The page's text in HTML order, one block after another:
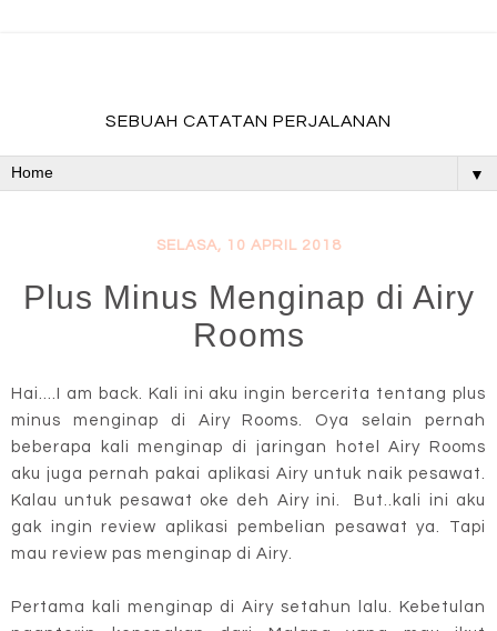
SEBUAH CATATAN PERJALANAN
▼
SELASA, 10 APRIL 2018
Plus Minus Menginap di Airy
Rooms
Hai....I am back. Kali ini aku ingin bercerita tentang plus
minus menginap di Airy Rooms. Oya selain pernah
beberapa kali menginap di jaringan hotel Airy Rooms
aku juga pernah pakai aplikasi Airy untuk naik pesawat.
Kalau untuk pesawat oke deh Airy ini. But..kali ini aku
gak ingin review aplikasi pembelian pesawat ya. Tapi
mau review pas menginap di Airy.
Pertama kali menginap di Airy setahun lalu. Kebetulan